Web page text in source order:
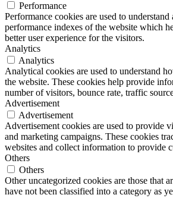
Performance
Performance cookies are used to
performance indexes of the website which
better user experience for the visitors.
Analytics
Analytics
Analytical cookies are used to understand
the website. These cookies help provide
number of visitors, bounce rate, traffic
Advertisement
Advertisement
Advertisement cookies are used to provide
and marketing campaigns. These cookies
websites and collect information to provide
Others
Others
Other uncategorized cookies are those that
have not been classified into a category as